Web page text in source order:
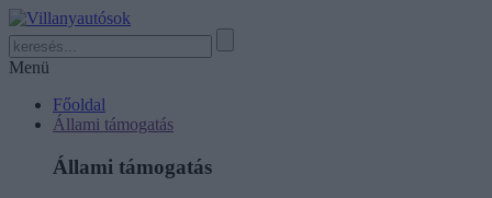
Menü
Főoldal
Állami támogatás
Állami támogatás